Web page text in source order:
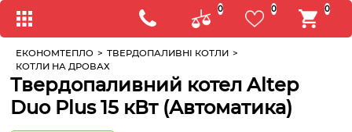
0 0 0
ЕКОНОМТЕПЛО > ТВЕРДОПАЛИВНІ КОТЛИ >
КОТЛИ НА ДРОВАХ
Твердопаливний котел Altep
Duo Plus 15 кВт (Автоматика)